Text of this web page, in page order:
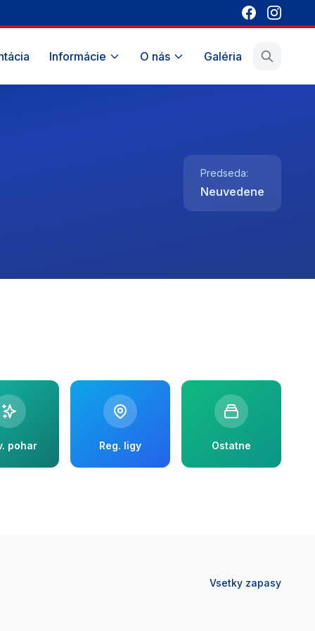
Informácie O nás Galéria
Predseda:
Neuvedene
pohar Reg. ligy Ostatne
Vsetky zapasy